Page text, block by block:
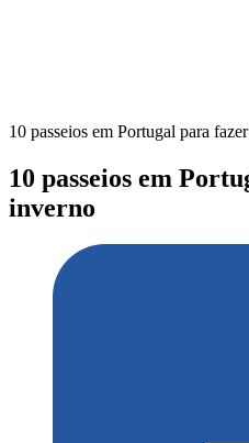
10 passeios em Portugal para
10 passeios em
inverno